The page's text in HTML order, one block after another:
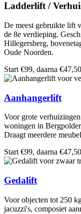
Ladderlift /
De meest gebruikte lift
de 8e verdieping.
Hillegersberg,
Oude Noorden.
Start €99, daarna
Aanhangerlift
Voor grote
woningen in
Draagt meerdere
Start €99, daarna
Gedalift
Voor objecten tot 250
jacuzzi's, composiet